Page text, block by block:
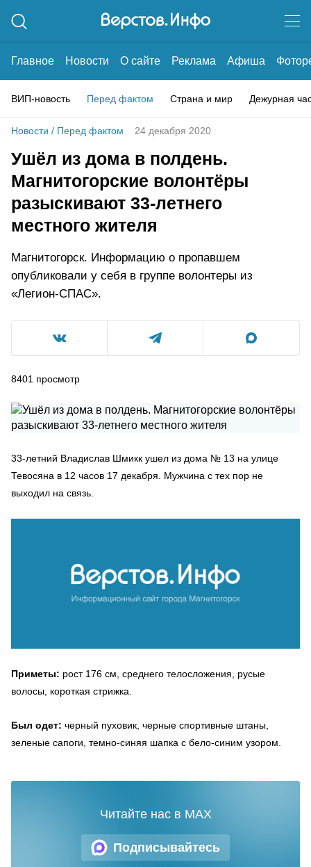
Главное Новости О сайте Реклама Афиша
ВИП-новость Перед фактом Страна и мир Дежурная
Новости / Перед фактом 24 декабря 2020
Ушёл из дома в полдень.
Магнитогорские волонтёры
разыскивают 33-летнего
местного жителя
Магнитогорск. Информацию о пропавшем
опубликовали у себя в группе волонтеры из
«Легион-СПАС».
8401 просмотр
33-летний Владислав Шмикк ушел из дома № 13 на улице
Тевосяна в 12 часов 17 декабря. Мужчина с тех пор не
выходил на связь.
Приметы: рост 176 см, среднего телосложения, русые
волосы, короткая стрижка.
Был одет: черный пуховик, черные спортивные штаны,
зеленые сапоги, темно-синяя шапка с бело-синим узором.
Подписывайтесь
Читайте нас в MAX